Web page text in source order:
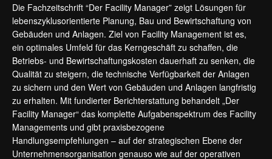
Die Fachzeitschrift “Der Facility Manager” zeigt Lösungen für
lebenszyklusorientierte Planung, Bau und Bewirtschaftung von
Gebäuden und Anlagen. Ziel von Facility Management ist es,
ein optimales Umfeld für das Kerngeschäft zu schaffen, die
Betriebs- und Bewirtschaftungskosten dauerhaft zu senken, die
Qualität zu steigern, die technische Verfügbarkeit der Anlagen
zu sichern und den Wert von Gebäuden und Anlagen langfristig
zu erhalten. Mit fundierter Berichterstattung behandelt „Der
Facility Manager“ das komplette Aufgabenspektrum des Facility
Managements und gibt praxisbezogene
Handlungsempfehlungen – auf der strategischen Ebene der
Unternehmensorganisation genauso wie auf der operativen